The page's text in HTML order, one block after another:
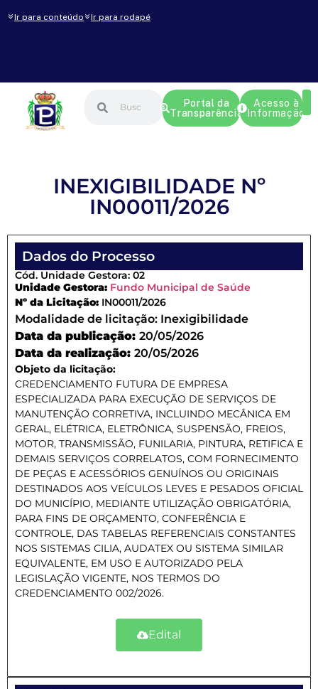
Ir para conteúdo Ir para rodapé
Portal da
Transparência
Acesso à
Informação
INEXIGIBILIDADE Nº
IN00011/2026
Dados do Processo
Cód. Unidade Gestora: 02
Unidade Gestora: Fundo Municipal de Saúde
Nº da Licitação: IN00011/2026
Modalidade de licitação: Inexigibilidade
Data da publicação: 20/05/2026
Data da realização: 20/05/2026
Objeto da licitação:
CREDENCIAMENTO FUTURA DE EMPRESA
ESPECIALIZADA PARA EXECUÇÃO DE SERVIÇOS DE
MANUTENÇÃO CORRETIVA, INCLUINDO MECÂNICA EM
GERAL, ELÉTRICA, ELETRÔNICA, SUSPENSÃO, FREIOS,
MOTOR, TRANSMISSÃO, FUNILARIA, PINTURA, RETIFICA E
DEMAIS SERVIÇOS CORRELATOS, COM FORNECIMENTO
DE PEÇAS E ACESSÓRIOS GENUÍNOS OU ORIGINAIS
DESTINADOS AOS VEÍCULOS LEVES E PESADOS OFICIAL
DO MUNICÍPIO, MEDIANTE UTILIZAÇÃO OBRIGATÓRIA,
PARA FINS DE ORÇAMENTO, CONFERÊNCIA E
CONTROLE, DAS TABELAS REFERENCIAIS CONSTANTES
NOS SISTEMAS CILIA, AUDATEX OU SISTEMA SIMILAR
EQUIVALENTE, EM USO E AUTORIZADO PELA
LEGISLAÇÃO VIGENTE, NOS TERMOS DO
CREDENCIAMENTO 002/2026.
Edital